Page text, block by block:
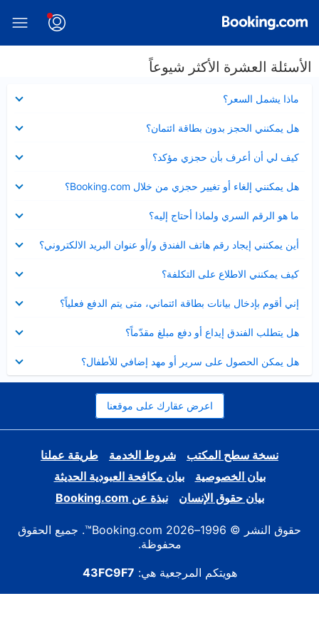
الأسئلة العشرة الأكثر شيوعاً
ماذا يشمل السعر؟
مصغر
هل يمكنني الحجز بدون بطاقة ائتمان؟
مصغر
كيف لي أن أعرف بأن حجزي مؤكد؟
مصغر
هل يمكنني إلغاء أو تغيير حجزي من خلال Booking.com؟
مصغر
ما هو الرقم السري ولماذا أحتاج إليه؟
مصغر
أين يمكنني إيجاد رقم هاتف الفندق و/أو عنوان البريد الالكتروني؟
عرض
مصغر
كيف يمكنني الاطلاع على التكلفة؟
مصغر
إني أقوم بإدخال بيانات بطاقة ائتماني، متى يتم الدفع فعلياً؟
مصغر
هل يتطلب الفندق إيداع أو دفع مبلغ مقدّماً؟
مصغر
هل يمكن الحصول على سرير أو مهد إضافي للأطفال؟
مصغر
اعرض عقارك على موقعنا
نسخة سطح المكتب شروط الخدمة
طريقة عملنا
بيان الخصوصية
بيان مكافحة العبودية الحديثة
بيان حقوق الإنسان
نبذة عن Booking.com
حقوق النشر © 1996–2026 Booking.com™. جميع الحقوق
محفوظة.
هويتكم المرجعية هي: 43FC9F7